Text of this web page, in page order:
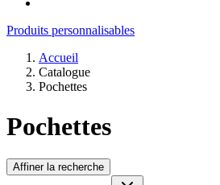
Produits personnalisables
Accueil
Catalogue
Pochettes
Pochettes
Affiner la recherche